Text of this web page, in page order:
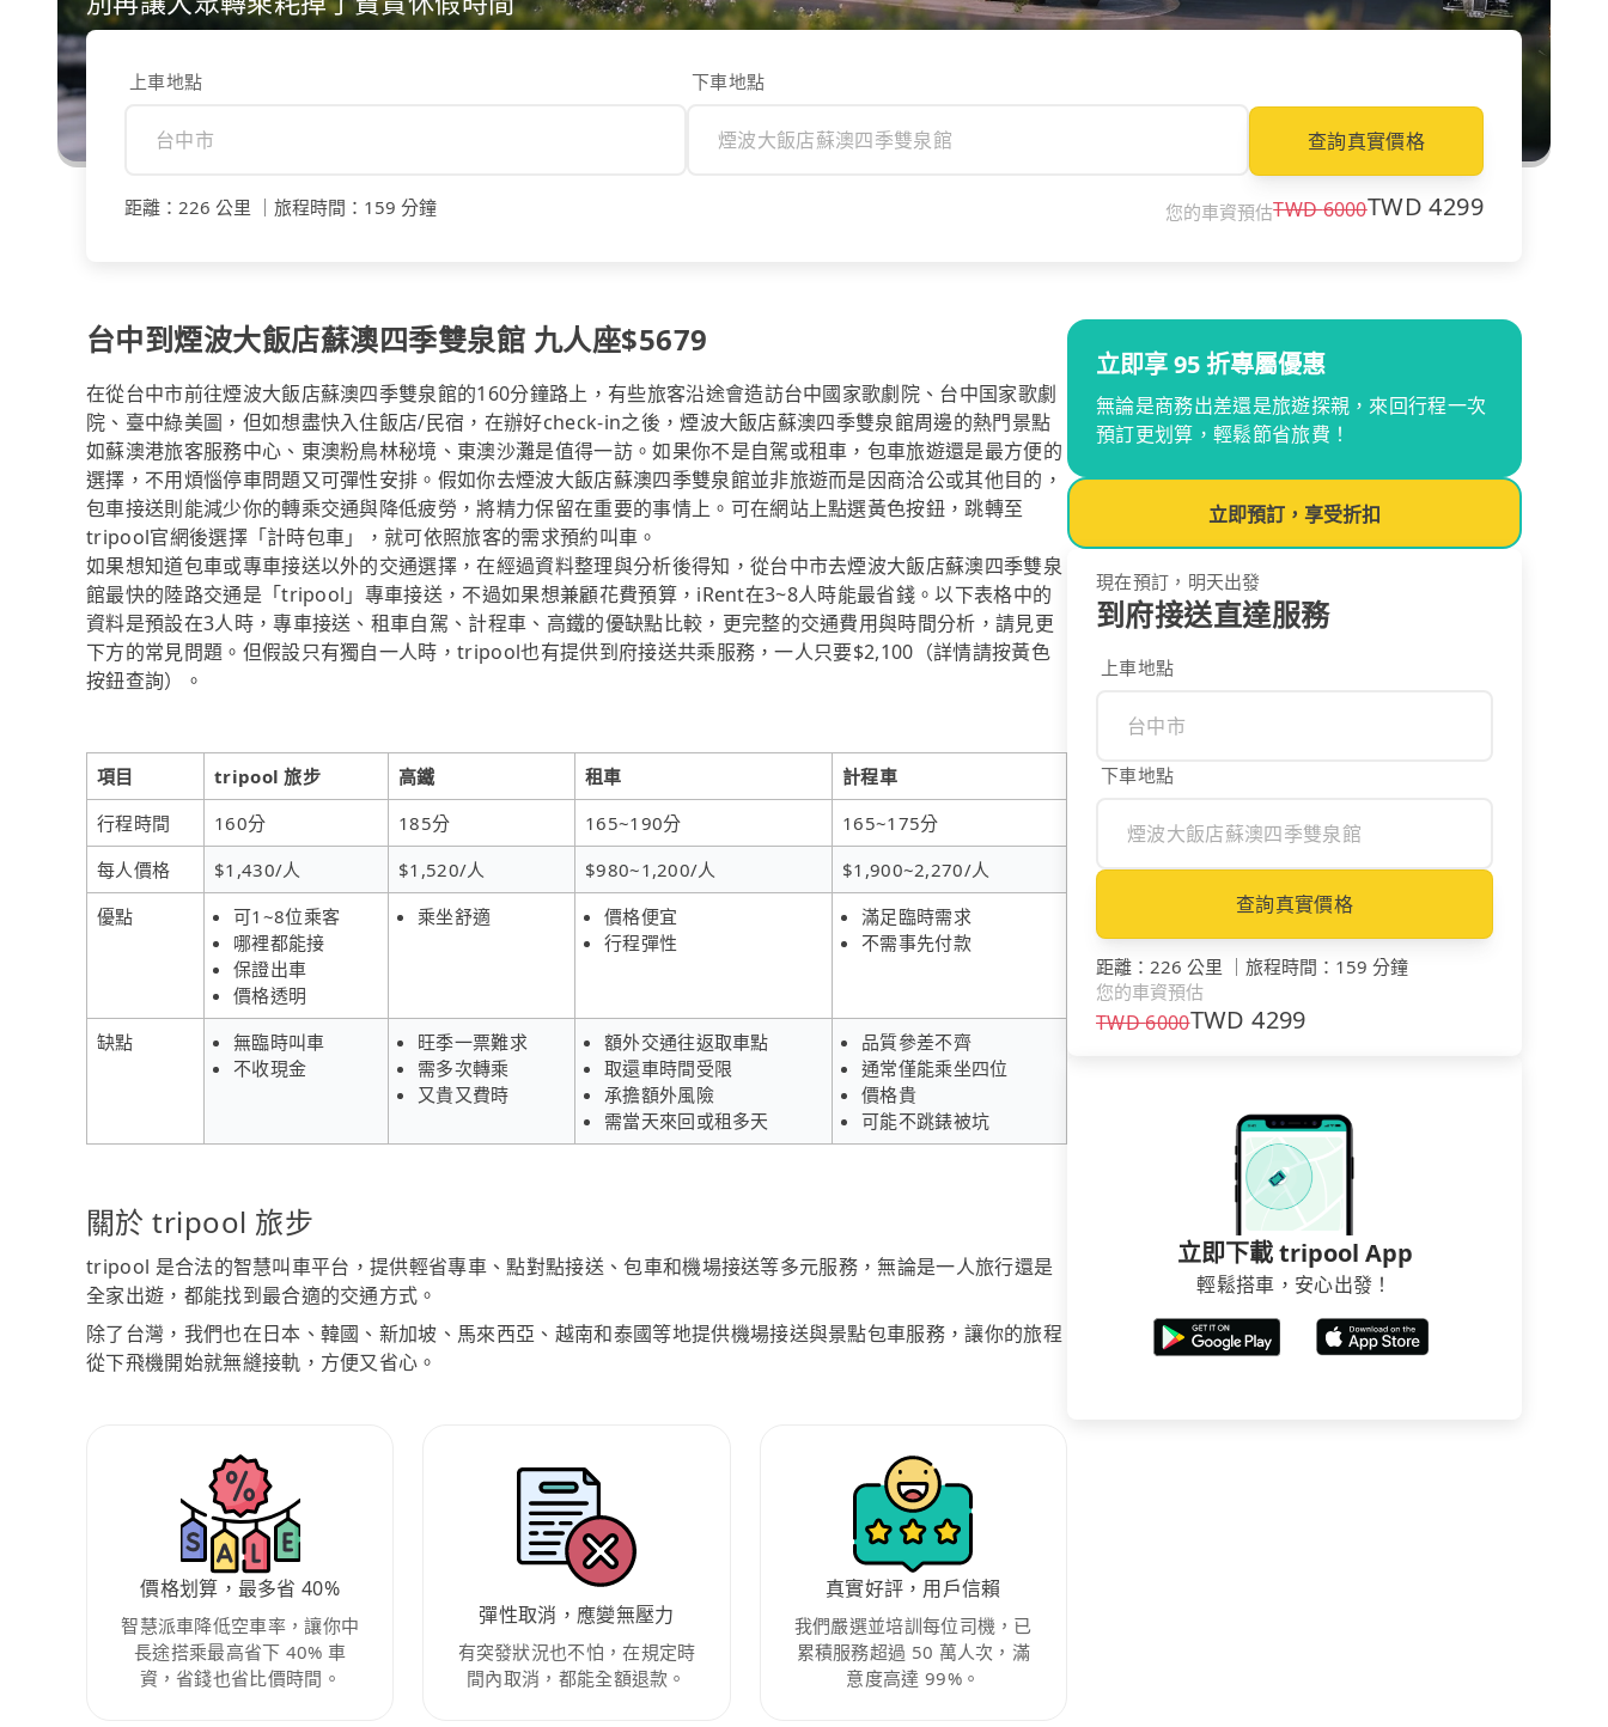
上車地點 下車地點
查詢真實價格
距離 ： 226 公里 旅程時間 ： 159 分鐘 您的車資預估TWD6000TWD4299
台中到煙波大飯店蘇澳四季雙泉館 九人座$5679
在從台中市前往煙波大飯店蘇澳四季雙泉館的160分鐘路上，有些旅客沿途會造訪台中國家歌劇院、台中国家歌劇
院、臺中綠美圖，但如想盡快入住飯店/民宿，在辦好check-in之後，煙波大飯店蘇澳四季雙泉館周邊的熱門景點
如蘇澳港旅客服務中心、東澳粉鳥林秘境、東澳沙灘是值得一訪。如果你不是自駕或租車，包車旅遊還是最方便的
選擇，不用煩惱停車問題又可彈性安排。假如你去煙波大飯店蘇澳四季雙泉館並非旅遊而是因商洽公或其他目的，
包車接送則能減少你的轉乘交通與降低疲勞，將精力保留在重要的事情上。可在網站上點選黃色按鈕，跳轉至
tripool官網後選擇「計時包車」，就可依照旅客的需求預約叫車。
如果想知道包車或專車接送以外的交通選擇，在經過資料整理與分析後得知，從台中市去煙波大飯店蘇澳四季雙泉
館最快的陸路交通是「tripool」專車接送，不過如果想兼顧花費預算，iRent在3~8人時能最省錢。以下表格中的
資料是預設在3人時，專車接送、租車自駕、計程車、高鐵的優缺點比較，更完整的交通費用與時間分析，請見更
下方的常見問題。但假設只有獨自一人時，tripool也有提供到府接送共乘服務，一人只要$2,100（詳情請按黃色
按鈕查詢）。
項目 tripool 旅步 高鐵 租車
計程車
行程時間
160分 185分 165~190分
165~175分
每人價格
$1,430/人 $1,520/人 $980~1,200/人
$1,900~2,270/人
優點
可1~8位乘客
哪裡都能接
保證出車
價格透明
乘坐舒適
價格便宜
行程彈性
滿足臨時需求
不需事先付款
缺點
無臨時叫車
不收現金
旺季一票難求
需多次轉乘
又貴又費時
額外交通往返取車點
取還車時間受限
承擔額外風險
需當天來回或租多天
品質參差不齊
通常僅能乘坐四位
價格貴
可能不跳錶被坑
關於 tripool 旅步
tripool 是合法的智慧叫車平台，提供輕省專車、點對點接送、包車和機場接送等多元服務，無論是一人旅行還是
全家出遊，都能找到最合適的交通方式。
除了台灣，我們也在日本、韓國、新加坡、馬來西亞、越南和泰國等地提供機場接送與景點包車服務，讓你的旅程
從下飛機開始就無縫接軌，方便又省心。
價格划算，最多省 40%
智慧派車降低空車率，讓你中
長途搭乘最高省下 40% 車
資，省錢也省比價時間。
彈性取消，應變無壓力
有突發狀況也不怕，在規定時
間內取消，都能全額退款。
真實好評，用戶信賴
我們嚴選並培訓每位司機，已
累積服務超過 50 萬人次，滿
意度高達 99%。
立即享 95 折專屬優惠
無論是商務出差還是旅遊探親，來回行程一次
預訂更划算，輕鬆節省旅費！
立即預訂，享受折扣
現在預訂，明天出發
到府接送直達服務
上車地點
下車地點
查詢真實價格
距離 ： 226 公里 ｜ 旅程時間 ： 159 分鐘
您的車資預估
TWD6000TWD4299
立即下載 tripool App
輕鬆搭車，安心出發！